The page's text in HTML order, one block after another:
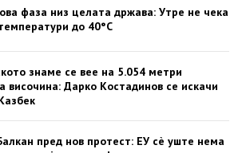
фаза низ целата држава: Утре не чека
до 40°C
знаме се вее на 5.054 метри
височина: Дарко Костадинов се искачи
пред нов протест: ЕУ сè уште нема